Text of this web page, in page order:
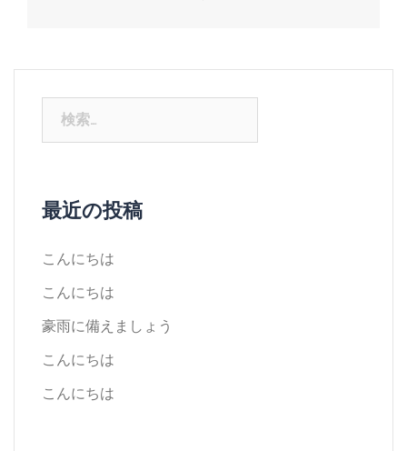
最近の投稿
こんにちは
こんにちは
豪雨に備えましょう
こんにちは
こんにちは